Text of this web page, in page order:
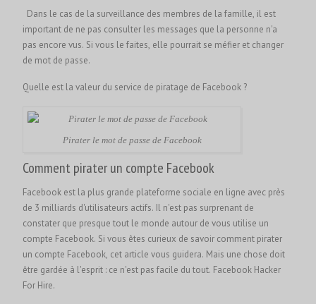
Dans le cas de la surveillance des membres de la famille, il est
important de ne pas consulter les messages que la personne n'a
pas encore vus. Si vous le faites, elle pourrait se méfier et changer
de mot de passe.
Quelle est la valeur du service de piratage de Facebook ?
Pirater le mot de passe de Facebook
Comment pirater un compte Facebook
Facebook est la plus grande plateforme sociale en ligne avec près
de 3 milliards d'utilisateurs actifs. Il n'est pas surprenant de
constater que presque tout le monde autour de vous utilise un
compte Facebook. Si vous êtes curieux de savoir comment pirater
un compte Facebook, cet article vous guidera. Mais une chose doit
être gardée à l'esprit : ce n'est pas facile du tout. Facebook Hacker
For Hire.